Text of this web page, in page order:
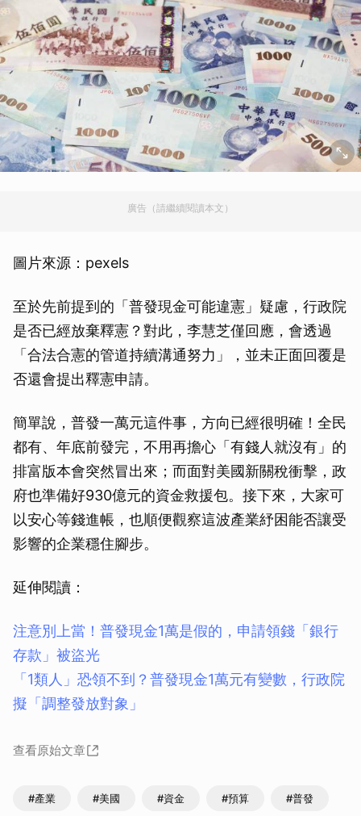
廣告（請繼續閱讀本文）
圖片來源：pexels
至於先前提到的「普發現金可能違憲」疑慮，行政院
是否已經放棄釋憲？對此，李慧芝僅回應，會透過
「合法合憲的管道持續溝通努力」，並未正面回覆是
否還會提出釋憲申請。
簡單說，普發一萬元這件事，方向已經很明確！全民
都有、年底前發完，不用再擔心「有錢人就沒有」的
排富版本會突然冒出來；而面對美國新關稅衝擊，政
府也準備好930億元的資金救援包。接下來，大家可
以安心等錢進帳，也順便觀察這波產業紓困能否讓受
影響的企業穩住腳步。
延伸閱讀：
注意別上當！普發現金1萬是假的，申請領錢「銀行
存款」被盜光
「1類人」恐領不到？普發現金1萬元有變數，行政院
擬「調整發放對象」
查看原始文章
#產業 #美國 #資金 #預算 #普發